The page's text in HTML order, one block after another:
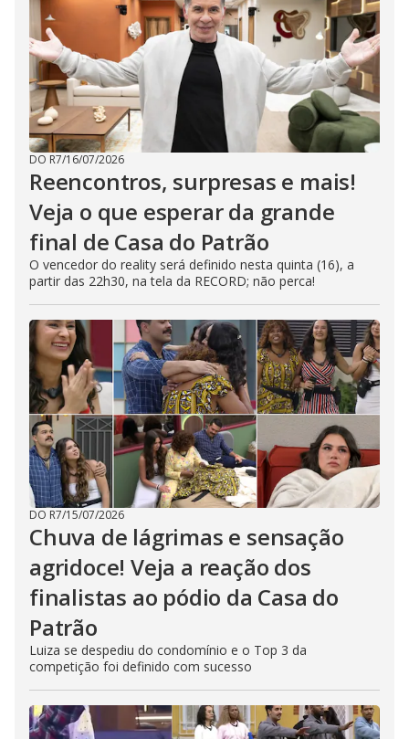
DO R7/16/07/2026
Reencontros, surpresas e mais!
Veja o que esperar da grande
final de Casa do Patrão
O vencedor do reality será definido nesta quinta (16), a
partir das 22h30, na tela da RECORD; não perca!
DO R7/15/07/2026
Chuva de lágrimas e sensação
agridoce! Veja a reação dos
finalistas ao pódio da Casa do
Patrão
Luiza se despediu do condomínio e o Top 3 da
competição foi definido com sucesso